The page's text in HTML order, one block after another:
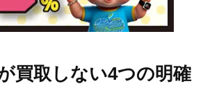
買取しない4つの明確